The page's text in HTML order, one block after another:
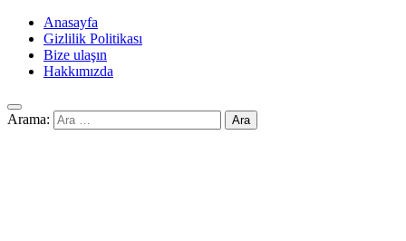
Anasayfa
Gizlilik Politikası
Bize ulaşın
Hakkımızda
Arama: